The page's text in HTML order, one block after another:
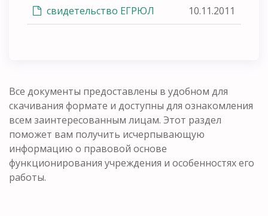
свидетельство ЕГРЮЛ 10.11.2011
Все документы предоставлены в удобном для
скачивания формате и доступны для ознакомления
всем заинтересованным лицам. Этот раздел
поможет вам получить исчерпывающую
информацию о правовой основе
функционирования учреждения и особенностях его
работы.